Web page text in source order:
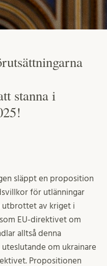
stanna i
släppt en proposition
för utlänningar
utbrottet av kriget i
EU-direktivet om
alltså denna
om ukrainare
Propositionen